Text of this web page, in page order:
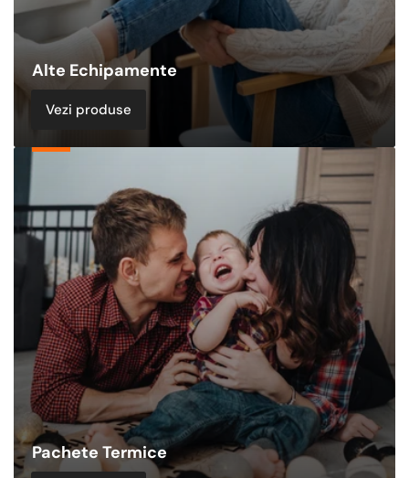
Alte Echipamente
Vezi produse
Pachete
Pachete Termice